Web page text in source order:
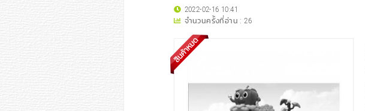
2022-02-16 10:41
จำนวนครั้งที่อ่าน :26